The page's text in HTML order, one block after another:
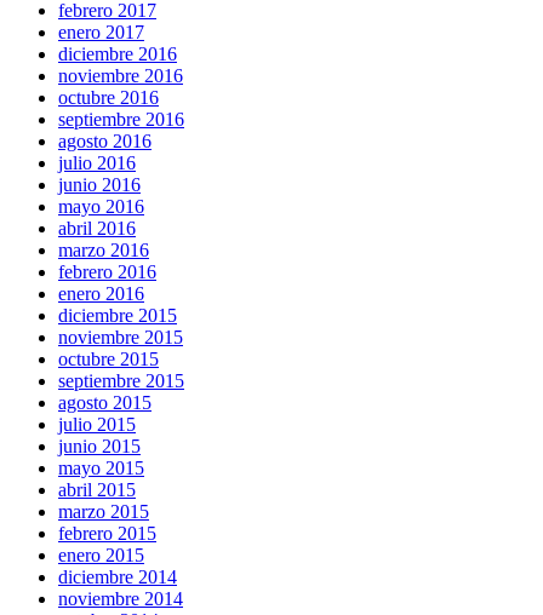
febrero 2017
enero 2017
diciembre 2016
noviembre 2016
octubre 2016
septiembre 2016
agosto 2016
julio 2016
junio 2016
mayo 2016
abril 2016
marzo 2016
febrero 2016
enero 2016
diciembre 2015
noviembre 2015
octubre 2015
septiembre 2015
agosto 2015
julio 2015
junio 2015
mayo 2015
abril 2015
marzo 2015
febrero 2015
enero 2015
diciembre 2014
noviembre 2014